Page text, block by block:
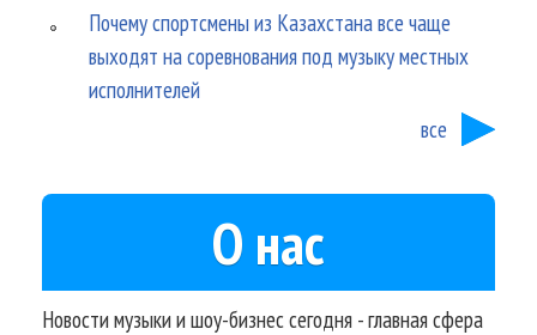
Почему спортсмены из Казахстана все чаще
выходят на соревнования под музыку местных
исполнителей
все
О нас
Новости музыки и шоу-бизнес сегодня - главная сфера